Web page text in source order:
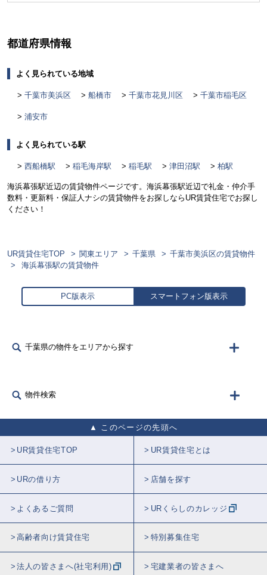
く
都道府県情報
よく見られている地域
千葉市美浜区 船橋市 千葉市花見川区 千葉市稲毛区
浦安市
よく見られている駅
西船橋駅 稲毛海岸駅 稲毛駅 津田沼駅 柏駅
海浜幕張駅近辺の賃貸物件ページです。海浜幕張駅近辺で礼金・仲介手
数料・更新料・保証人ナシの賃貸物件をお探しならUR賃貸住宅でお探し
ください！
UR賃貸住宅TOP 関東エリア 千葉県
千葉市美浜区の賃貸物件
海浜幕張駅の賃貸物件
PC版表示 スマートフォン版表示
千葉県の物件をエリアから探す
物件検索
このページの先頭へ
UR賃貸住宅TOP UR賃貸住宅とは
URの借り方 店舗を探す
よくあるご質問 URくらしのカレッジ
高齢者向け賃貸住宅 特別募集住宅
法人の皆さまへ(社宅利用) 宅建業者の皆さまへ